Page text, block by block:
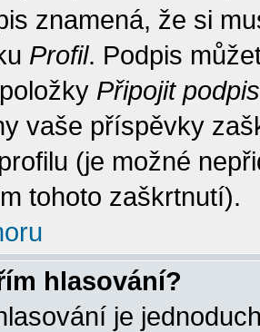
znamená, že si
Profil. Podpis
Připojit podpis
vaše příspěvky
(je možné
tohoto zaškrtnutí).
hlasování?
je